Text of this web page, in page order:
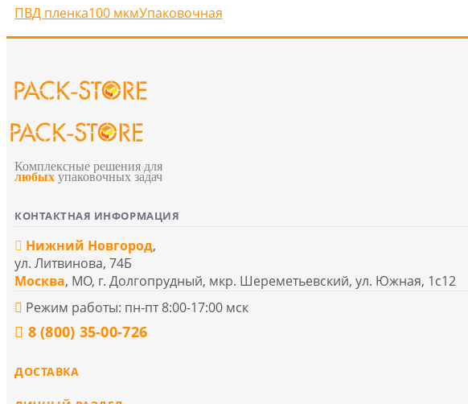
ПВД пленка100 мкмУпаковочная
Комплексные решения для
любых упаковочных задач
КОНТАКТНАЯ ИНФОРМАЦИЯ
Нижний Новгород,
ул. Литвинова, 74Б
Москва, МО, г. Долгопрудный, мкр. Шереметьевский, ул. Южная, 1с12
Режим работы: пн-пт 8:00-17:00 мск
8 (800) 35-00-726
ДОСТАВКА